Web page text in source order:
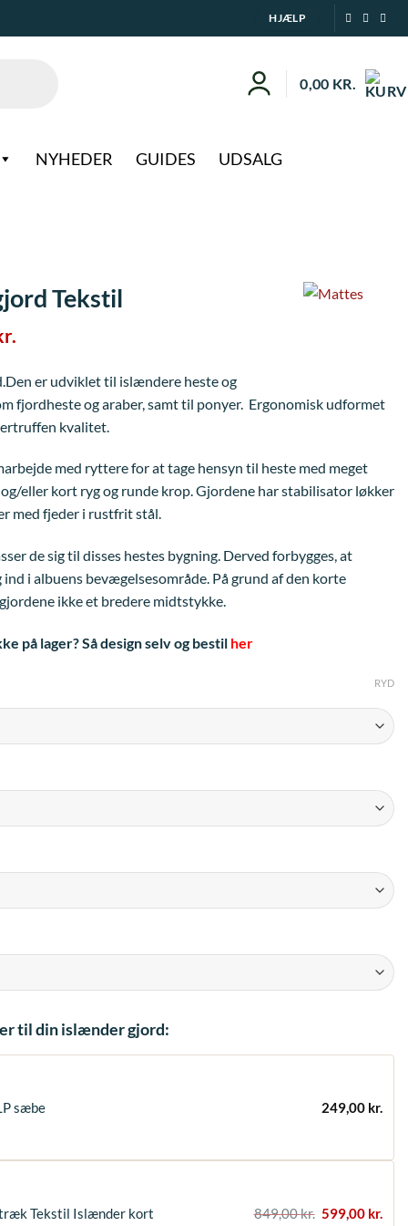
HJÆLP
0,00 KR.
NYHEDER GUIDES UDSALG
Tekstil
er:
1.049,00 kr..
er udviklet til islændere heste og
fjordheste og araber, samt til ponyer. Ergonomisk udformet
kvalitet.
med ryttere for at tage hensyn til heste med meget
og/eller kort ryg og runde krop. Gjordene har stabilisator løkker
med fjeder i rustfrit stål.
de sig til disses hestes bygning. Derved forbygges, at
i albuens bevægelsesområde. På grund af den korte
ikke et bredere midtstykke.
på lager? Så design selv og bestil her
RYD
til din islænder gjord:
sæbe 249,00 kr.
Tekstil Islænder kort 849,00kr. Den
599,00 kr.